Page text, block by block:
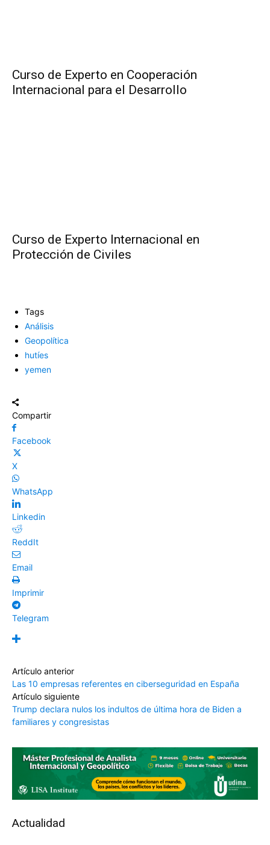
Curso de Experto en Cooperación
Internacional para el Desarrollo
Curso de Experto Internacional en
Protección de Civiles
Tags
Análisis
Geopolítica
hutíes
yemen
Compartir
Facebook
X
WhatsApp
Linkedin
ReddIt
Email
Imprimir
Telegram
Artículo anterior
Las 10 empresas referentes en ciberseguridad en España
Artículo siguiente
Trump declara nulos los indultos de última hora de Biden a
familiares y congresistas
Actualidad